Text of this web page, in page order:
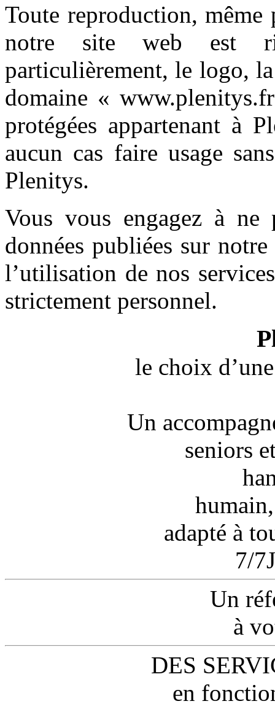
Toute reproduction, même
notre site web est
particulièrement, le logo,
domaine «
protégées appartenant à
aucun cas faire usage
Plenitys.
Vous vous engagez à
données publiées sur
l’utilisation de nos
strictement personnel.
le choix
Un
seniors
adapté à
7/
Un
à
DES
en